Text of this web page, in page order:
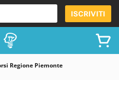
ISCRIVITI
Regione Piemonte